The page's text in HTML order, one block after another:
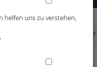
aus Edelstahl
aus: Schnapphaken - Karabiner
Edelstahl
helfen uns zu verstehen,